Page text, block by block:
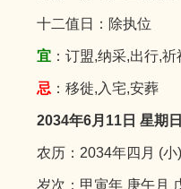
十二值日：除执位
宜：订盟,纳采,出行,
忌 ：移徙,入宅,安葬
2034年6月11日 星期日
农历：2034年四月 (小)
岁次：甲寅年 庚午月